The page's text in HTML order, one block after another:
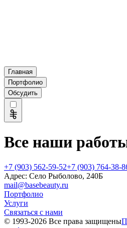
Главная
Портфолио
Обсудить
Все наши
+7 (903) 562-59-52+7 (903) 764-38-
Адрес: Село Рыболово, 240Б
mail@basebeauty.ru
Портфолио
Услуги
Связаться с нами
© 1993-2026 Все права защищены